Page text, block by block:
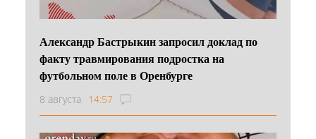
Александр Бастрыкин запросил доклад по
факту травмирования подростка на
футбольном поле в Оренбурге
8 августа 14:57